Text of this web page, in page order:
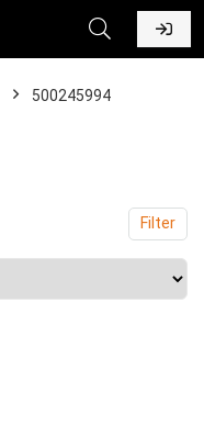
‎500245994
Filter